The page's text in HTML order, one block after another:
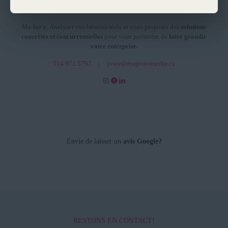
Ma force; Analyser vos besoins réels et vous proposer des
concrètes et concurrentielles pour vous permettre de
faire grandir
votre entreprise.
514 971.5797 josee@magentamedia.ca
Envie de laisser un avis Google?
RESTONS EN CONTACT!